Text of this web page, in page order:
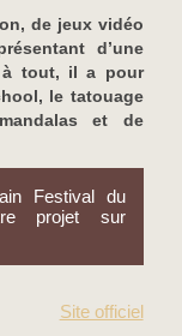
de jeux vidéo
d’une
à tout, il a pour
le tatouage
et de
Festival du
projet sur
Site officiel